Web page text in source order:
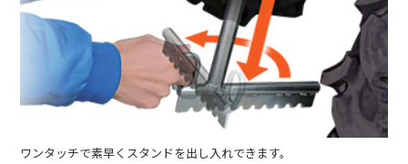
ワンタッチで素早くスタンドを出し入れできます。